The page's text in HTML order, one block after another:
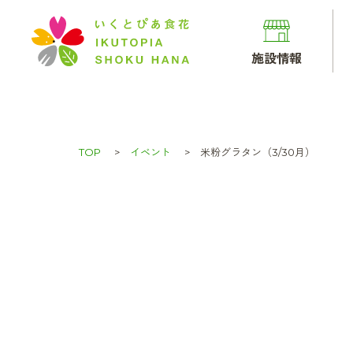
施設情報
TOP イベント 米粉グラタン（3/30月）